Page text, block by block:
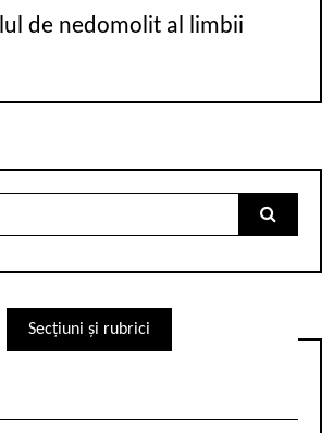
de nedomolit al limbii
Secțiuni și rubrici